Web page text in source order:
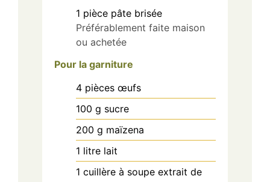
1 pièce pâte brisée
Préférablement faite maison
ou achetée
Pour la garniture
4 pièces œufs
100 g sucre
200 g maïzena
1 litre lait
1 cuillère à soupe extrait de